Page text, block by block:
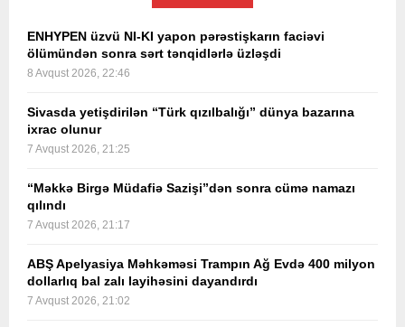
ENHYPEN üzvü NI-KI yapon pərəstişkarın faciəvi
ölümündən sonra sərt tənqidlərlə üzləşdi
8 Avqust 2026, 22:46
Sivasda yetişdirilən “Türk qızılbalığı” dünya bazarına
ixrac olunur
7 Avqust 2026, 21:25
“Məkkə Birgə Müdafiə Sazişi”dən sonra cümə namazı
qılındı
7 Avqust 2026, 21:17
ABŞ Apelyasiya Məhkəməsi Trampın Ağ Evdə 400 milyon
dollarlıq bal zalı layihəsini dayandırdı
7 Avqust 2026, 21:02